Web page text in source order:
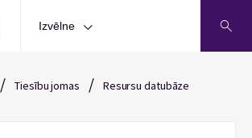
Izvēlne
/ Tiesību jomas / Resursu datubāze